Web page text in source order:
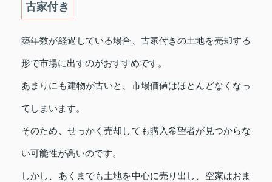
古家付き
築年数が経過している場合、古家付きの土地を売却する
形で市場に出すのがおすすめです。
あまりにも建物が古いと、市場価値はほとんどなくなっ
てしまいます。
そのため、せっかく売却しても購入希望者が見つからな
い可能性が高いのです。
しかし、あくまでも土地を中心に売り出し、空家はおま